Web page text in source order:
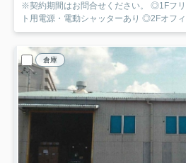
※契約期間はお問合せください。 ◎1Fフ
ト用電源・電動シャッターあり ◎2Fオフ
倉庫